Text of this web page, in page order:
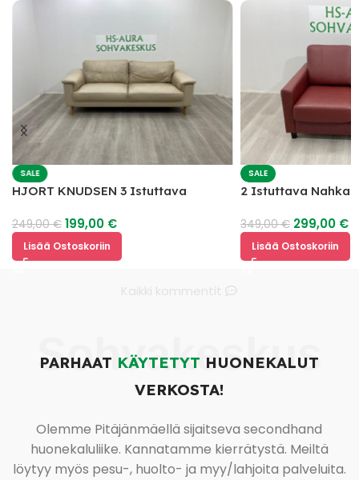
SALE
HJORT KNUDSEN 3 Istuttava
249,00€ 199,00 €
Lisää Ostoskoriin
SALE
2 Istuttava
349,00€ 299,00 €
Lisää Ostoskoriin
Sohvakeskus
PARHAAT KÄYTETYT HUONEKALUT
VERKOSTA!
Olemme Pitäjänmäellä sijaitseva secondhand
huonekaluliike. Kannatamme kierrätystä. Meiltä
löytyy myös pesu-, huolto- ja myy/lahjoita palveluita.